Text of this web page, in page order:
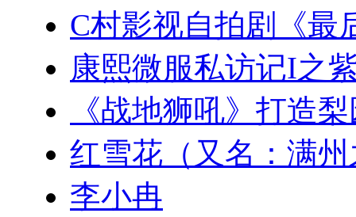
C村影视自拍剧《最
康熙微服私访记I之
《战地狮吼》打造
红雪花（又名：满
李小冉